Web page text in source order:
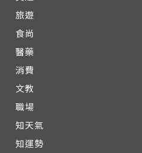
旅遊
食尚
醫藥
消費
文教
職場
知天氣
知運勢